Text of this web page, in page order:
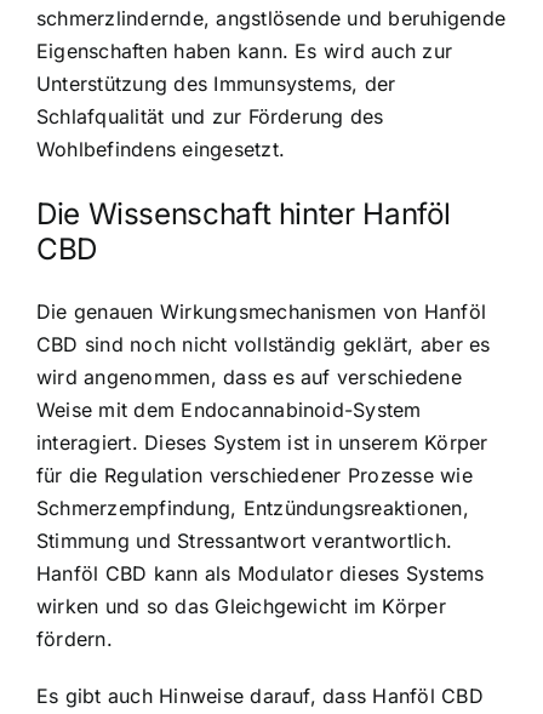
schmerzlindernde, angstlösende und beruhigende
Eigenschaften haben kann. Es wird auch zur
Unterstützung des Immunsystems, der
Schlafqualität und zur Förderung des
Wohlbefindens eingesetzt.
Die Wissenschaft hinter Hanföl
CBD
Die genauen Wirkungsmechanismen von Hanföl
CBD sind noch nicht vollständig geklärt, aber es
wird angenommen, dass es auf verschiedene
Weise mit dem Endocannabinoid-System
interagiert. Dieses System ist in unserem Körper
für die Regulation verschiedener Prozesse wie
Schmerzempfindung, Entzündungsreaktionen,
Stimmung und Stressantwort verantwortlich.
Hanföl CBD kann als Modulator dieses Systems
wirken und so das Gleichgewicht im Körper
fördern.
Es gibt auch Hinweise darauf, dass Hanföl CBD